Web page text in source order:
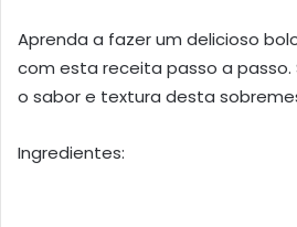
Aprenda a fazer um delicioso
com esta receita passo a
o sabor e textura desta
Ingredientes: